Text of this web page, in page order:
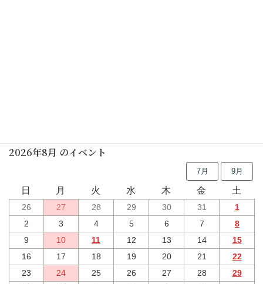
2026年8月 のイベント
7月 9月
日 月 火 水 木 金 土
26 27 28 29 30 31
1
2
3 4 5 6 7
8
9
10 11 12 13 14
15
16
17 18 19 20 21
22
23
24 25 26 27 28
29